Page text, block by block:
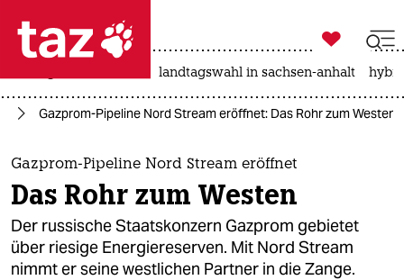
 taz zahl ich
taz zahl ich
themen
politik
öko

taz zahl ich
landtagswahl in sachsen-anhalt
Gazprom-Pipeline Nord Stream eröffnet: Das Rohr zum Westen
Gazprom-Pipeline Nord Stream eröffnet
Das Rohr zum Westen
Der russische Staatskonzern Gazprom gebietet
über riesige Energiereserven. Mit Nord Stream
nimmt er seine westlichen Partner in die Zange.